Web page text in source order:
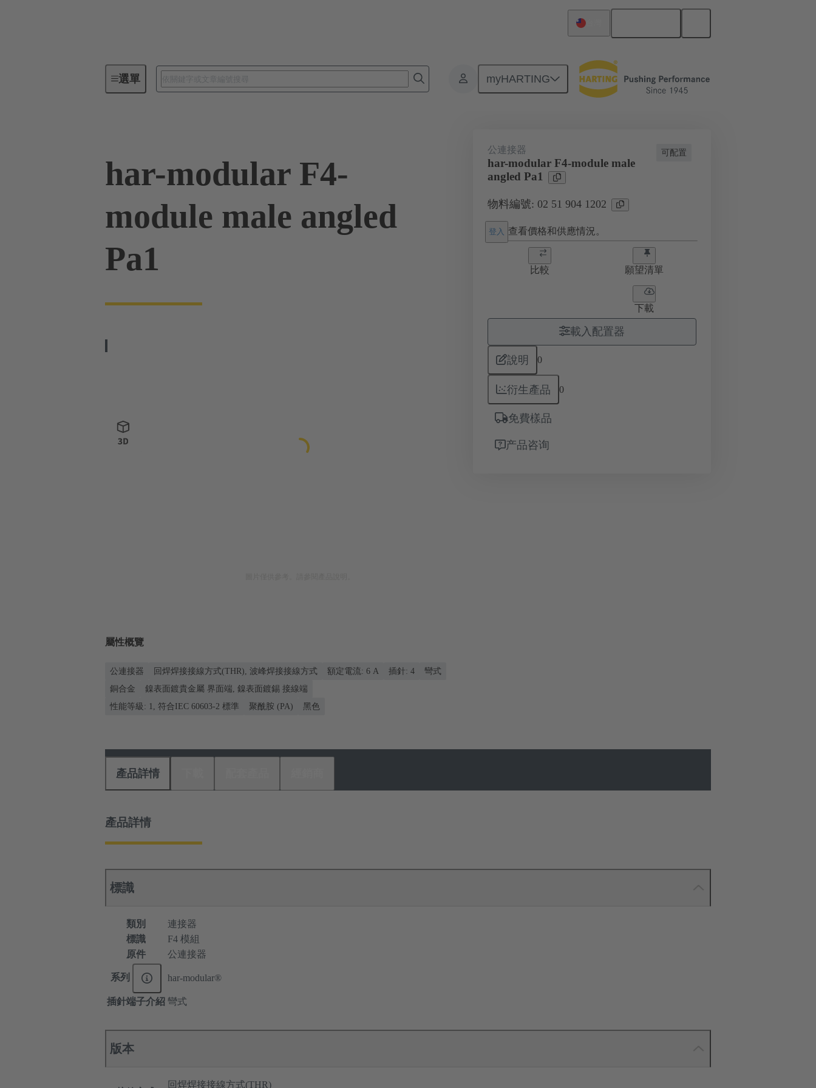
選單 myHARTING
主機板到子插件板連接 02 51 904 1202
har-modular F4-
module male angled
Pa1
可配置
公連接器
har-modular F4-module male
angled Pa1
物料編號: 02 51 904 1202
登入 查看價格和供應情況。
比較 願望清單
下載
載入配置器
說明 0
衍生產品 0
免費樣品
产品咨询
屬性概覽
公連接器 回焊焊接接線方式(THR), 波峰焊接接線方式 額定電流: ‌6 A 插針: 4
彎式
銅合金
鎳表面鍍貴金屬 界面端, 鎳表面鍍錫 接線端
性能等級: 1, 符合IEC 60603-2 標準
聚酰胺 (PA) 黑色
產品詳情
產品詳情
標識
類別
連接器
標識
F4 模組
原件
公連接器
系列 har-modular®
插針端子介紹 彎式
版本
回焊焊接接線方式(THR)